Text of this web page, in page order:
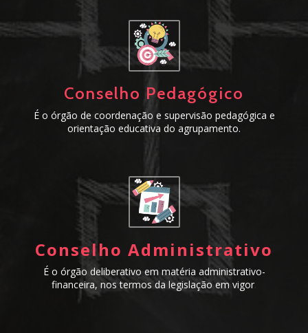
Conselho Pedagógico
É o órgão de coordenação e supervisão pedagógica e
orientação educativa do agrupamento.
Conselho Administrativo
É o órgão deliberativo em matéria administrativo-
financeira, nos termos da legislação em vigor